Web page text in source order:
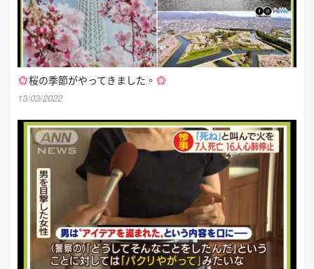
桜の季節がやってきました。
13/03/2022